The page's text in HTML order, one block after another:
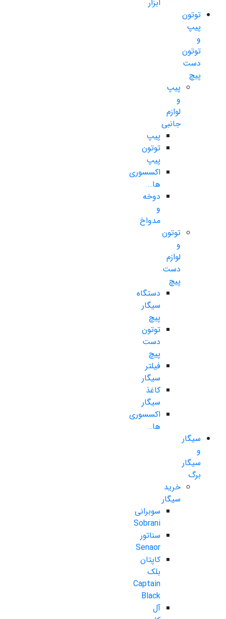
ابزار
توتون
پیپ
و
توتون
دست
پیچ
پیپ
و
لوازم
جانبی
پیپ
توتون
پیپ
اکسسوری
ها..
دوخه
و
مدواخ
توتون
و
لوازم
دست
پیچ
دستگاه
سیگار
پیچ
توتون
دست
پیچ
فیلتر
سیگار
کاغذ
سیگار
اکسسوری
ها..
سیگار
و
سیگار
برگ
خرید
سیگار
سوبرانی
Sobrani
سناتور
Senaor
کاپتان
بلک
Captain
Black
آل